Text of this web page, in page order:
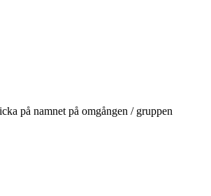
på namnet på omgången / gruppen